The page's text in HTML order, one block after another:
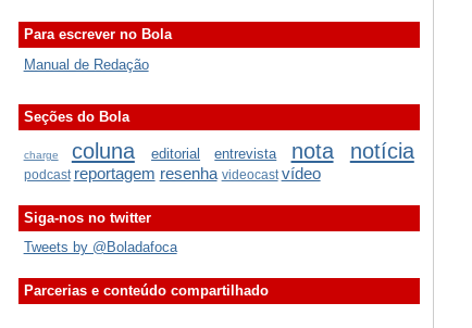
Para escrever no Bola
Manual de Redação
Seções do Bola
charge coluna editorial entrevista nota notícia
podcast reportagem resenha videocast vídeo
Siga-nos no twitter
Tweets by @Boladafoca
Parcerias e conteúdo compartilhado